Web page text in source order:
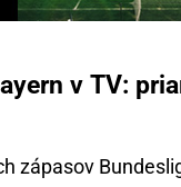
v TV:
zápasov